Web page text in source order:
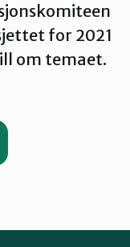
for 2021
om temaet.